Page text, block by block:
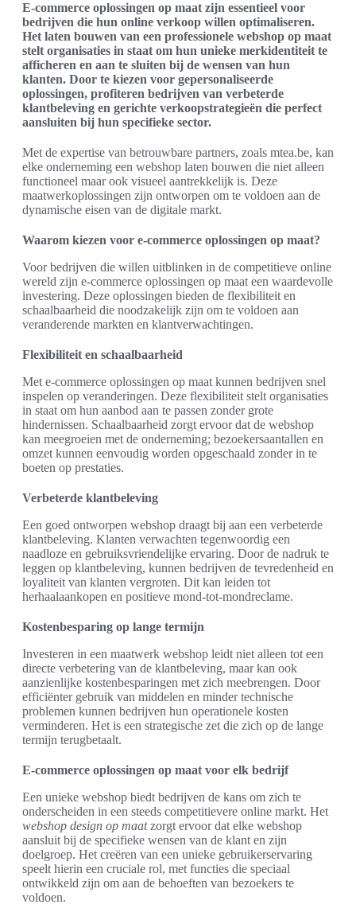
E-commerce oplossingen op maat zijn essentieel voor
bedrijven die hun online verkoop willen optimaliseren.
Het laten bouwen van een professionele webshop op maat
stelt organisaties in staat om hun unieke merkidentiteit te
afficheren en aan te sluiten bij de wensen van hun
klanten. Door te kiezen voor gepersonaliseerde
oplossingen, profiteren bedrijven van verbeterde
klantbeleving en gerichte verkoopstrategieën die perfect
aansluiten bij hun specifieke sector.
Met de expertise van betrouwbare partners, zoals mtea.be, kan
elke onderneming een webshop laten bouwen die niet alleen
functioneel maar ook visueel aantrekkelijk is. Deze
maatwerkoplossingen zijn ontworpen om te voldoen aan de
dynamische eisen van de digitale markt.
Waarom kiezen voor e-commerce oplossingen op maat?
Voor bedrijven die willen uitblinken in de competitieve online
wereld zijn e-commerce oplossingen op maat een waardevolle
investering. Deze oplossingen bieden de flexibiliteit en
schaalbaarheid die noodzakelijk zijn om te voldoen aan
veranderende markten en klantverwachtingen.
Flexibiliteit en schaalbaarheid
Met e-commerce oplossingen op maat kunnen bedrijven snel
inspelen op veranderingen. Deze flexibiliteit stelt organisaties
in staat om hun aanbod aan te passen zonder grote
hindernissen. Schaalbaarheid zorgt ervoor dat de webshop
kan meegroeien met de onderneming; bezoekersaantallen en
omzet kunnen eenvoudig worden opgeschaald zonder in te
boeten op prestaties.
Verbeterde klantbeleving
Een goed ontworpen webshop draagt bij aan een verbeterde
klantbeleving. Klanten verwachten tegenwoordig een
naadloze en gebruiksvriendelijke ervaring. Door de nadruk te
leggen op klantbeleving, kunnen bedrijven de tevredenheid en
loyaliteit van klanten vergroten. Dit kan leiden tot
herhaalaankopen en positieve mond-tot-mondreclame.
Kostenbesparing op lange termijn
Investeren in een maatwerk webshop leidt niet alleen tot een
directe verbetering van de klantbeleving, maar kan ook
aanzienlijke kostenbesparingen met zich meebrengen. Door
efficiënter gebruik van middelen en minder technische
problemen kunnen bedrijven hun operationele kosten
verminderen. Het is een strategische zet die zich op de lange
termijn terugbetaalt.
E-commerce oplossingen op maat voor elk bedrijf
Een unieke webshop biedt bedrijven de kans om zich te
onderscheiden in een steeds competitievere online markt. Het
webshop design op maatzorgt ervoor dat elke webshop
aansluit bij de specifieke wensen van de klant en zijn
doelgroep. Het creëren van een unieke gebruikerservaring
speelt hierin een cruciale rol, met functies die speciaal
ontwikkeld zijn om aan de behoeften van bezoekers te
voldoen.